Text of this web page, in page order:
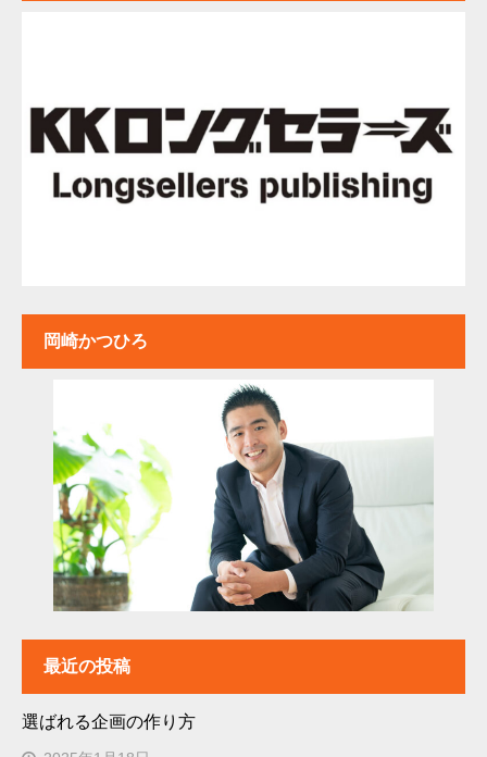
岡崎かつひろ
最近の投稿
選ばれる企画の作り方